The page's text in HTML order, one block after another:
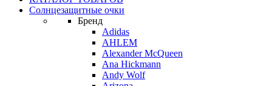
Солнцезащитные очки
Бренд
Adidas
AHLEM
Alexander McQueen
Ana Hickmann
Andy Wolf